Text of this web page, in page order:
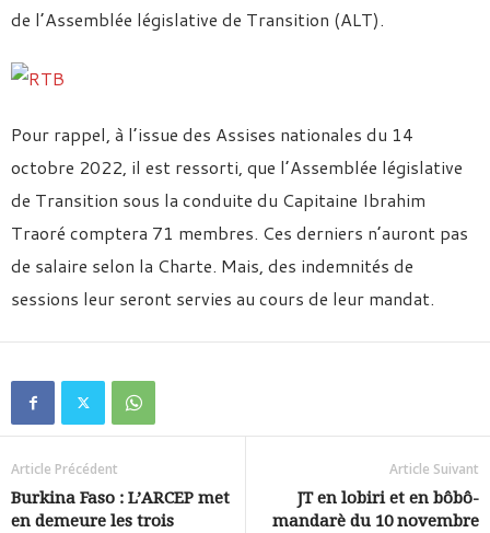
de l’Assemblée législative de Transition (ALT).
Pour rappel, à l’issue des Assises nationales du 14
octobre 2022, il est ressorti, que l’Assemblée législative
de Transition sous la conduite du Capitaine Ibrahim
Traoré comptera 71 membres. Ces derniers n’auront pas
de salaire selon la Charte. Mais, des indemnités de
sessions leur seront servies au cours de leur mandat.
Article Précédent
Burkina Faso : L’ARCEP met
en demeure les trois
Article Suivant
JT en lobiri et en bôbô-
mandarè du 10 novembre